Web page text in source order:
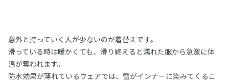
意外と持っていく人が少ないのが着替えです。
滑っている時は暖かくても、滑り終えると濡れた服から急激に体
温が奪われます。
防水効果が薄れているウェアでは、雪がインナーに染みてくるこ